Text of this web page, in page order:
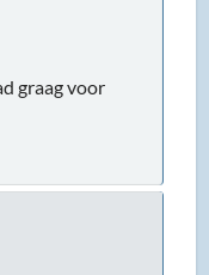
graag voor